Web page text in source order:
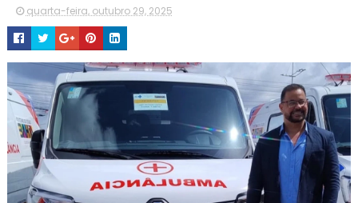
quarta-feira, outubro 29, 2025